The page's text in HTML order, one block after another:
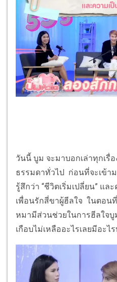
วันนี้ บูม จะมาบอกเล่าทุกเรื่
ธรรมดาทั่วไป ก่อนที่จะเข้า
รู้สึกว่า “ชีวิตเริ่มเปลี่ยน” แ
เพื่อนรักสี่ขาผู้ฮีลใจ ในตอน
หมามีส่วนช่วยในการฮีลใจบู
เกือบไม่เหลืออะไรเลยมีอะไ